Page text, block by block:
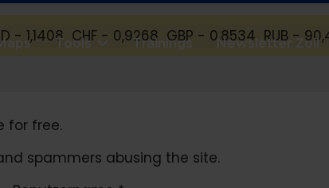
Tools Trainings Newsletter Zoll
- 1,1408 CHF - 0,9268 GBP - 0,8534 RUB -
for free.
spammers abusing the site.